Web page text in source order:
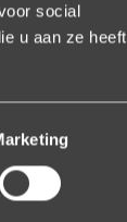
social
u aan ze heeft